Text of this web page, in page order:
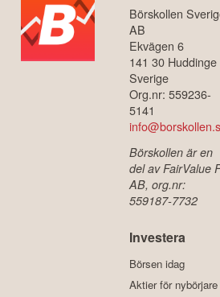
Börskollen
AB
Ekvägen 6
141 30 Huddinge
Sverige
Org.nr: 559236-
5141
Börskollen är en
del av FairValue
AB, org.nr:
559187-7732
Investera
Börsen idag
Aktier för nybörjare